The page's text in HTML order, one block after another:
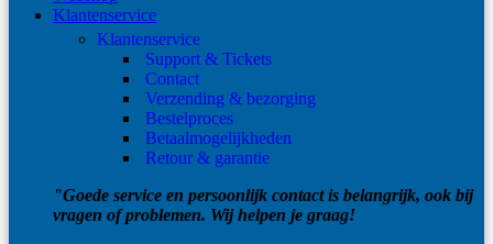
Klantenservice
Klantenservice
Support & Tickets
Contact
Verzending & bezorging
Bestelproces
Betaalmogelijkheden
Retour & garantie
"Goede service en persoonlijk contact is belangrijk, ook bij
vragen of problemen. Wij helpen je graag!